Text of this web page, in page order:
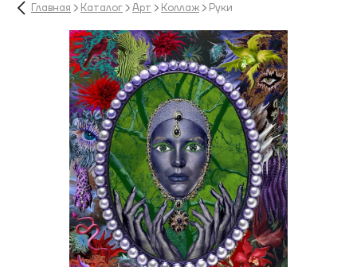
Главная Каталог Арт Коллаж Руки